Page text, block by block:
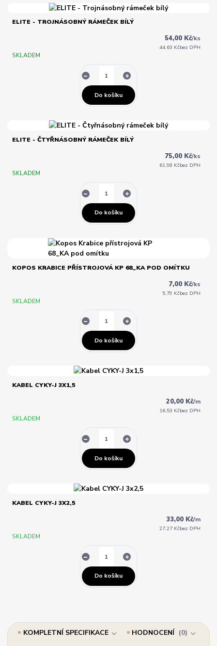
ELITE - TROJNÁSOBNÝ RÁMEČEK BÍLÝ
54,00 Kč/ks
44,63 Kčbez DPH
SKLADEM
Do košíku
ELITE - ČTYŘNÁSOBNÝ RÁMEČEK BÍLÝ
75,00 Kč/ks
61,98 Kčbez DPH
SKLADEM
Do košíku
KOPOS KRABICE PŘÍSTROJOVÁ KP 68_KA POD OMÍTKU
7,00 Kč/ks
5,79 Kčbez DPH
SKLADEM
Do košíku
KABEL CYKY-J 3X1,5
20,00 Kč/m
16,53 Kčbez DPH
SKLADEM
Do košíku
KABEL CYKY-J 3X2,5
33,00 Kč/m
27,27 Kčbez DPH
SKLADEM
Do košíku
KOMPLETNÍ SPECIFIKACE HODNOCENÍ
0